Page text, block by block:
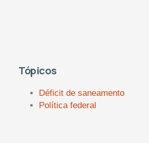
Tópicos
Déficit de saneamento
Política federal